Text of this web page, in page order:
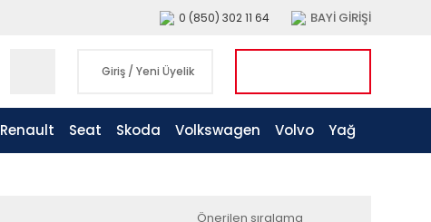
0 (850) 302 11 64 BAYİ GİRİŞİ
Giriş / Yeni Üyelik
Renault Seat Skoda Volkswagen Volvo Yağ